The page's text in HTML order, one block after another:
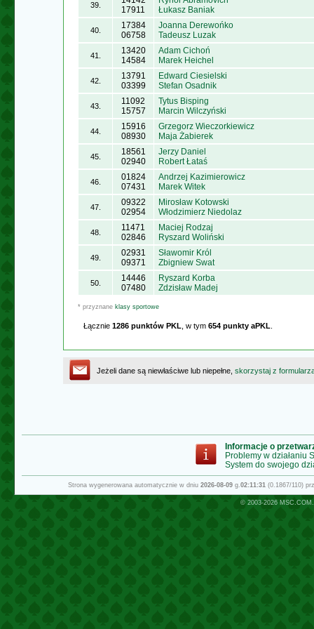
39.
17911
Łukasz Baniak
40.
17384
06758
Joanna Derewońko
Tadeusz Luzak
41.
13420
14584
Adam Cichoń
Marek Heichel
42.
13791
03399
Edward Ciesielski
Stefan Osadnik
43.
11092
15757
Tytus Bisping
Marcin Wilczyński
44.
15916
08930
Grzegorz Wieczorkiewicz
Maja Żabierek
45.
18561
02940
Jerzy Daniel
Robert Łataś
46.
01824
07431
Andrzej Kazimierowicz
Marek Witek
47.
09322
02954
Mirosław Kotowski
Włodzimierz Niedolaz
48.
11471
02846
Maciej Rodzaj
Ryszard Woliński
49.
02931
09371
Sławomir Król
Zbigniew Swat
50.
14446
07480
Ryszard Korba
Zdzisław Madej
* przyznane klasy sportowe
Łącznie 1286 punktów PKL , w tym 654 punkty aPKL
Jeżeli dane są niewłaściwe lub niepełne, skorzystaj z
Informacje o
Problemy w działaniu
System do swojego
Strona wygenerowana automatycznie w dniu 2026-08-09 g.02:11:31 (0.1867/110)
© 2003-2026